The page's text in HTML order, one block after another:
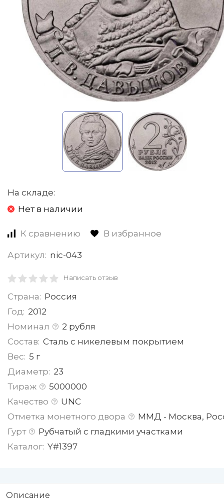
На складе:
Нет в наличии
К сравнению В избранное
Артикул: nic-043
Написать отзыв
Страна: Россия
Год: 2012
Номинал
2 рубля
Состав: Сталь с никелевым покрытием
Вес: 5 г
Диаметр: 23
Тираж
5000000
Качество
UNC
Отметка монетного двора
ММД - Москва,
Гурт
Рубчатый с гладкими участками
Каталог: Y#1397
Описание